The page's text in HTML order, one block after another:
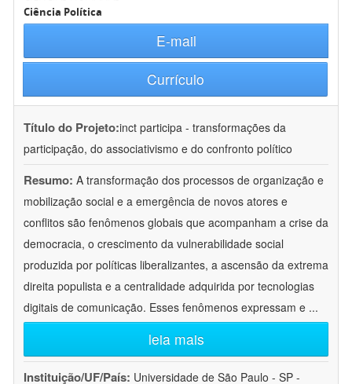
Ciência Política
E-mail
Currículo
Título do Projeto:inct participa - transformações da
participação, do associativismo e do confronto político
Resumo: A transformação dos processos de organização e
mobilização social e a emergência de novos atores e
conflitos são fenômenos globais que acompanham a crise da
democracia, o crescimento da vulnerabilidade social
produzida por políticas liberalizantes, a ascensão da extrema
direita populista e a centralidade adquirida por tecnologias
digitais de comunicação. Esses fenômenos expressam e ...
leia mais
Instituição/UF/País: Universidade de São Paulo - SP -